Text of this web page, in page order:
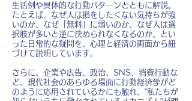
生活例や具体的な行動パターンとともに解説。
たとえば、なぜ人は損をしたくない気持ちが強
いのか、なぜ「無料」に弱いのか、なぜ人は選
択肢が多いと逆に決められなくなるのか、とい
った日常的な疑問を、心理と経済の両面から紐
づけて説明しています。
さらに、企業や広告、政治、SNS、消費行動な
ど、現代社会のあらゆる場面に行動経済学がど
のように応用されているかにも触れ、“私たちが